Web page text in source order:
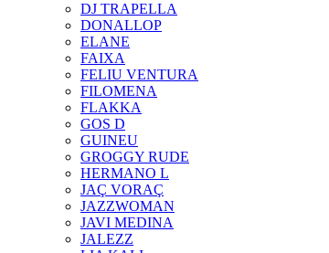
DJ TRAPELLA
DONALLOP
ELANE
FAIXA
FELIU VENTURA
FILOMENA
FLAKKA
GOS D
GUINEU
GROGGY RUDE
HERMANO L
JAÇ VORAÇ
JAZZWOMAN
JAVI MEDINA
JALEZZ